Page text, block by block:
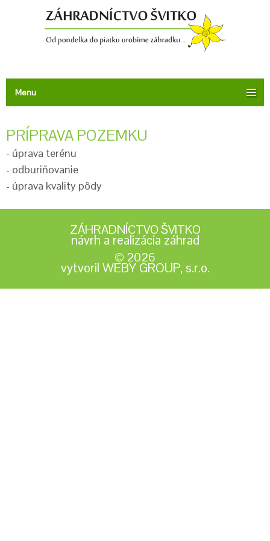
Menu
PRÍPRAVA POZEMKU
- úprava terénu
- odburiňovanie
- úprava kvality pôdy
ZÁHRADNÍCTVO ŠVITKO
návrh a realizácia záhrad
© 2026
vytvoril WEBY GROUP, s.r.o.